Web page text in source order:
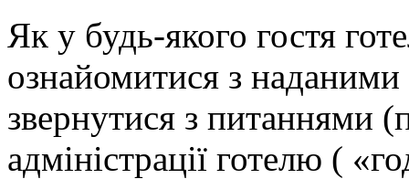
Як у будь-якого гостя
ознайомитися з
звернутися з питаннями
адміністрації готелю (